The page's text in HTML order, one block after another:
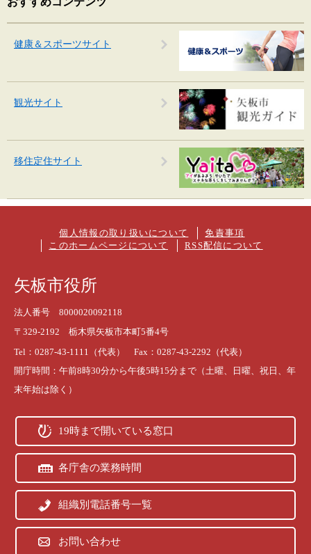
健康＆スポーツサイト
観光サイト
移住定住サイト
個人情報の取り扱いについて
免責事項
このホームページについて
RSS配信について
矢板市役所
法人番号 8000020092118
〒329-2192 栃木県矢板市本町5番4号
Tel：0287-43-1111（代表） Fax：0287-43-2292（代表）
開庁時間：午前8時30分から午後5時15分まで（土曜、日曜、祝日、年
末年始は除く）
19時まで開いている窓口
各庁舎の業務時間
組織別電話番号一覧
お問い合わせ